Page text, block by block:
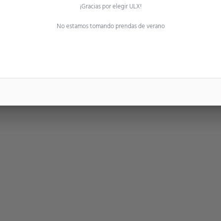
¡Gracias por elegir ULX!
No estamos tomando prendas de verano